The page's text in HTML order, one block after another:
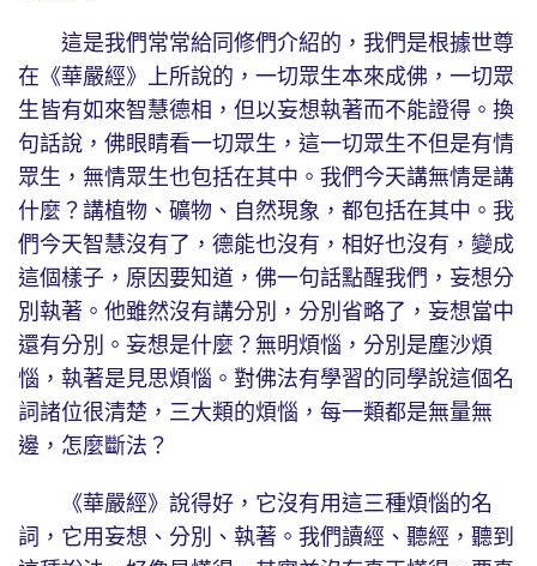
這是我們常常給同修們介紹的，我們是根據世尊
在《華嚴經》上所說的，一切眾生本來成佛，一切眾
生皆有如來智慧德相，但以妄想執著而不能證得。換
句話說，佛眼睛看一切眾生，這一切眾生不但是有情
眾生，無情眾生也包括在其中。我們今天講無情是講
什麼？講植物、礦物、自然現象，都包括在其中。我
們今天智慧沒有了，德能也沒有，相好也沒有，變成
這個樣子，原因要知道，佛一句話點醒我們，妄想分
別執著。他雖然沒有講分別，分別省略了，妄想當中
還有分別。妄想是什麼？無明煩惱，分別是塵沙煩
惱，執著是見思煩惱。對佛法有學習的同學說這個名
詞諸位很清楚，三大類的煩惱，每一類都是無量無
邊，怎麼斷法？
《華嚴經》說得好，它沒有用這三種煩惱的名
詞，它用妄想、分別、執著。我們讀經、聽經，聽到